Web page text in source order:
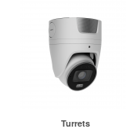
Turrets